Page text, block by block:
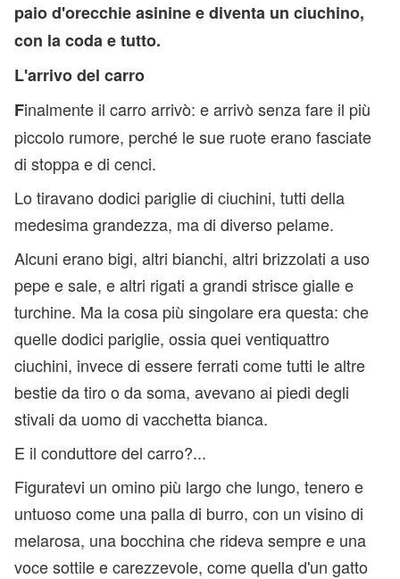
paio d'orecchie asinine e diventa un ciuchino,
con la coda e tutto.
L'arrivodel carro
Finalmente il carro arrivò: e arrivò senza fare il più
piccolo rumore, perché le sue ruote erano fasciate
di stoppa e di cenci.
Lo tiravano dodici pariglie di ciuchini, tutti della
medesima grandezza, ma di diverso pelame.
Alcuni erano bigi, altri bianchi, altri brizzolati a uso
pepe e sale, e altri rigati a grandi strisce gialle e
turchine. Ma la cosa più singolare era questa: che
quelle dodici pariglie, ossia quei ventiquattro
ciuchini, invece di essere ferrati come tutti le altre
bestie da tiro o da soma, avevano ai piedi degli
stivali da uomo di vacchetta bianca.
E il conduttoredel carro?...
Figuratevi un omino più largo che lungo, tenero e
untuoso come una palla di burro, con un visino di
melarosa, una bocchina che rideva sempre e una
voce sottile e carezzevole, come quella d'un gatto